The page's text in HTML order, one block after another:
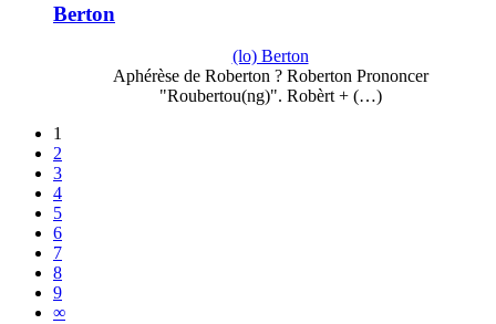
Berton
(lo) Berton
Aphérèse de Roberton ? Roberton Prononcer
"Roubertou(ng)". Robèrt + (…)
1
2
3
4
5
6
7
8
9
∞